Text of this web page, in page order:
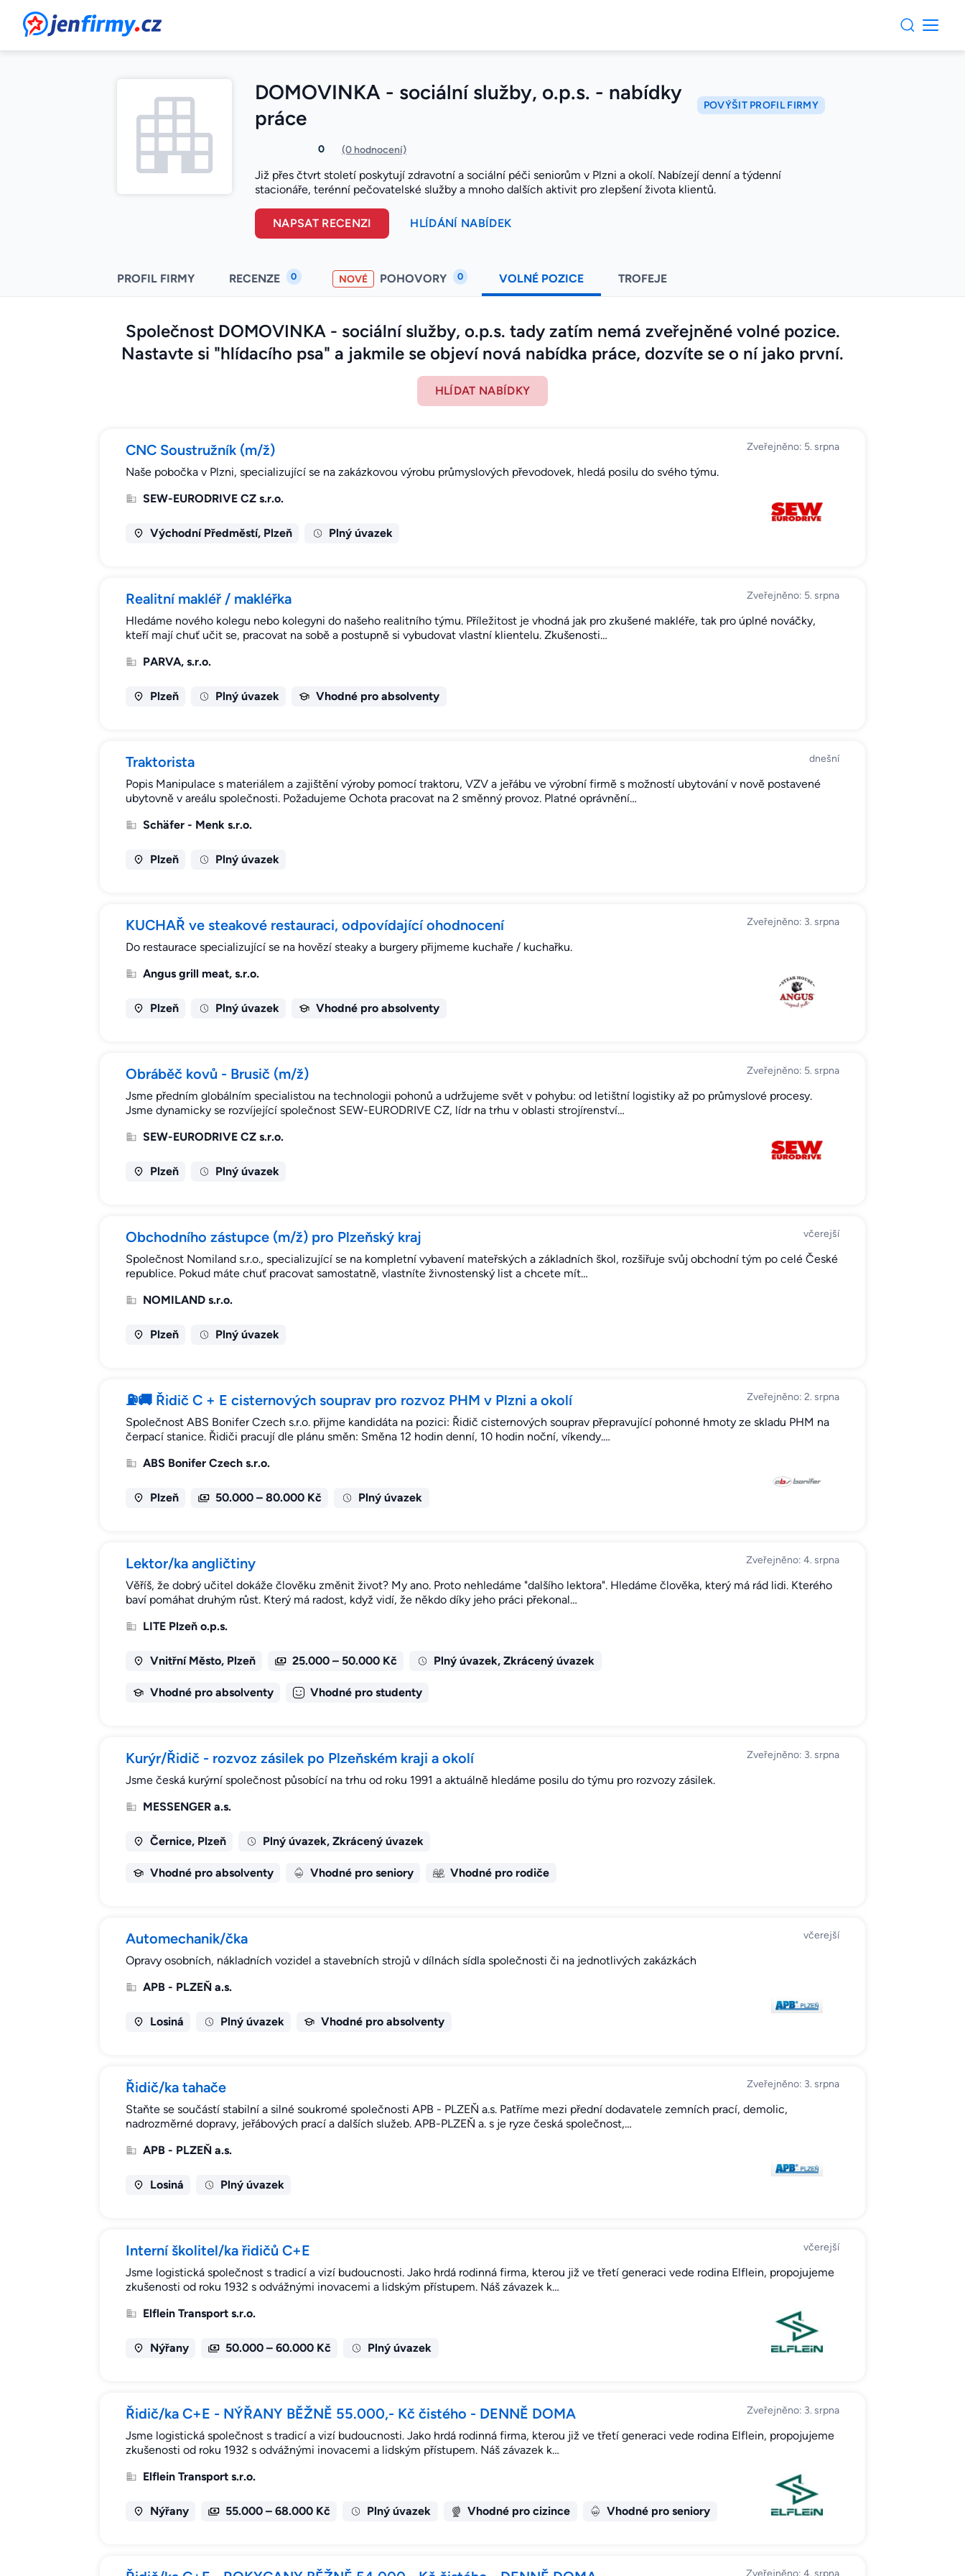
JenFirmy.cz
DOMOVINKA - sociální služby, o.p.s. - nabídky
práce
POVÝŠIT PROFIL FIRMY
0 (0 hodnocení)
Již přes čtvrt století poskytují zdravotní a sociální péči seniorům v Plzni a okolí. Nabízejí denní a týdenní
stacionáře, terénní pečovatelské služby a mnoho dalších aktivit pro zlepšení života klientů.
NAPSAT RECENZI HLÍDÁNÍ NABÍDEK
PROFIL FIRMY RECENZE 0 NOVÉ POHOVORY 0 VOLNÉ POZICE TROFEJE
Společnost DOMOVINKA - sociální služby, o.p.s. tady zatím nemá zveřejněné volné pozice.
Nastavte si "hlídacího psa" a jakmile se objeví nová nabídka práce, dozvíte se o ní jako první.
HLÍDAT NABÍDKY
CNC Soustružník (m/ž) Zveřejněno: 5. srpna
Naše pobočka v Plzni, specializující se na zakázkovou výrobu průmyslových převodovek, hledá posilu do svého týmu.
SEW-EURODRIVE CZ s.r.o.
Východní Předměstí, Plzeň Plný úvazek
Realitní makléř / makléřka Zveřejněno: 5. srpna
Hledáme nového kolegu nebo kolegyni do našeho realitního týmu. Příležitost je vhodná jak pro zkušené makléře, tak pro úplné nováčky,
kteří mají chuť učit se, pracovat na sobě a postupně si vybudovat vlastní klientelu. Zkušenosti…
PARVA, s.r.o.
Plzeň Plný úvazek Vhodné pro absolventy
Traktorista dnešní
Popis Manipulace s materiálem a zajištění výroby pomocí traktoru, VZV a jeřábu ve výrobní firmě s možností ubytování v nově postavené
ubytovně v areálu společnosti. Požadujeme Ochota pracovat na 2 směnný provoz. Platné oprávnění…
Schäfer - Menk s.r.o.
Plzeň Plný úvazek
KUCHAŘ ve steakové restauraci, odpovídající ohodnocení Zveřejněno: 3. srpna
Do restaurace specializující se na hovězí steaky a burgery přijmeme kuchaře / kuchařku.
Angus grill meat, s.r.o.
Plzeň Plný úvazek Vhodné pro absolventy
Obráběč kovů - Brusič (m/ž) Zveřejněno: 5. srpna
Jsme předním globálním specialistou na technologii pohonů a udržujeme svět v pohybu: od letištní logistiky až po průmyslové procesy.
Jsme dynamicky se rozvíjející společnost SEW-EURODRIVE CZ, lídr na trhu v oblasti strojírenství…
SEW-EURODRIVE CZ s.r.o.
Plzeň Plný úvazek
Obchodního zástupce (m/ž) pro Plzeňský kraj včerejší
Společnost Nomiland s.r.o., specializující se na kompletní vybavení mateřských a základních škol, rozšiřuje svůj obchodní tým po celé České
republice. Pokud máte chuť pracovat samostatně, vlastníte živnostenský list a chcete mít…
NOMILAND s.r.o.
Plzeň Plný úvazek
⛽🚚 Řidič C + E cisternových souprav pro rozvoz PHM v Plzni a okolí Zveřejněno: 2. srpna
Společnost ABS Bonifer Czech s.r.o. přijme kandidáta na pozici: Řidič cisternových souprav přepravující pohonné hmoty ze skladu PHM na
čerpací stanice. Řidiči pracují dle plánu směn: Směna 12 hodin denní, 10 hodin noční, víkendy.…
ABS Bonifer Czech s.r.o.
Plzeň 50.000 – 80.000 Kč Plný úvazek
Lektor/ka angličtiny Zveřejněno: 4. srpna
Věříš, že dobrý učitel dokáže člověku změnit život? My ano. Proto nehledáme "dalšího lektora". Hledáme člověka, který má rád lidi. Kterého
baví pomáhat druhým růst. Který má radost, když vidí, že někdo díky jeho práci překonal…
LITE Plzeň o.p.s.
Vnitřní Město, Plzeň 25.000 – 50.000 Kč Plný úvazek, Zkrácený úvazek
Vhodné pro absolventy Vhodné pro studenty
Kurýr/Řidič - rozvoz zásilek po Plzeňském kraji a okolí Zveřejněno: 3. srpna
Jsme česká kurýrní společnost působící na trhu od roku 1991 a aktuálně hledáme posilu do týmu pro rozvozy zásilek.
MESSENGER a.s.
Černice, Plzeň Plný úvazek, Zkrácený úvazek
Vhodné pro absolventy Vhodné pro seniory Vhodné pro rodiče
Automechanik/čka včerejší
Opravy osobních, nákladních vozidel a stavebních strojů v dílnách sídla společnosti či na jednotlivých zakázkách
APB - PLZEŇ a.s.
Losiná Plný úvazek Vhodné pro absolventy
Řidič/ka tahače Zveřejněno: 3. srpna
Staňte se součástí stabilní a silné soukromé společnosti APB - PLZEŇ a.s. Patříme mezi přední dodavatele zemních prací, demolic,
nadrozměrné dopravy, jeřábových prací a dalších služeb. APB-PLZEŇ a. s je ryze česká společnost,…
APB - PLZEŇ a.s.
Losiná Plný úvazek
Interní školitel/ka řidičů C+E včerejší
Jsme logistická společnost s tradicí a vizí budoucnosti. Jako hrdá rodinná firma, kterou již ve třetí generaci vede rodina Elflein, propojujeme
zkušenosti od roku 1932 s odvážnými inovacemi a lidským přístupem. Náš závazek k…
Elflein Transport s.r.o.
Nýřany 50.000 – 60.000 Kč Plný úvazek
Řidič/ka C+E - NÝŘANY BĚŽNĚ 55.000,- Kč čistého - DENNĚ DOMA Zveřejněno: 3. srpna
Jsme logistická společnost s tradicí a vizí budoucnosti. Jako hrdá rodinná firma, kterou již ve třetí generaci vede rodina Elflein, propojujeme
zkušenosti od roku 1932 s odvážnými inovacemi a lidským přístupem. Náš závazek k…
Elflein Transport s.r.o.
Nýřany 55.000 – 68.000 Kč Plný úvazek Vhodné pro cizince Vhodné pro seniory